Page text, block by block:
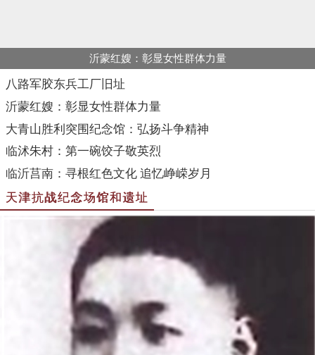
沂蒙红嫂：彰显女性群体力量
八路军胶东兵工厂旧址
沂蒙红嫂：彰显女性群体力量
大青山胜利突围纪念馆：弘扬斗争精神
临沭朱村：第一碗饺子敬英烈
临沂莒南：寻根红色文化 追忆峥嵘岁月
天津抗战纪念场馆和遗址